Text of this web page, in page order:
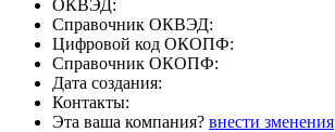
ОКВЭД:
Справочник ОКВЭД:
Цифровой код ОКОПФ:
Справочник ОКОПФ:
Дата создания:
Контакты:
Эта ваша компания? внести зменения